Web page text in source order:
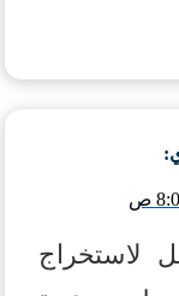
:
لاستخراج